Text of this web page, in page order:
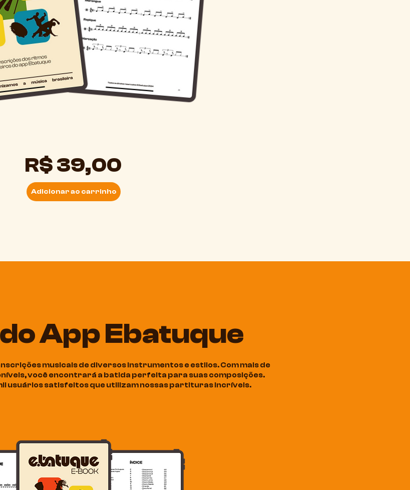
R$ 39,00
Adicionar ao carrinho
App Ebatuque
musicais de diversos instrumentos e estilos. Com mais de
você encontrará a batida perfeita para suas composições.
usuários satisfeitos que utilizam nossas partituras incríveis.